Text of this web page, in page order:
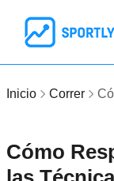
Inicio Correr
Cómo